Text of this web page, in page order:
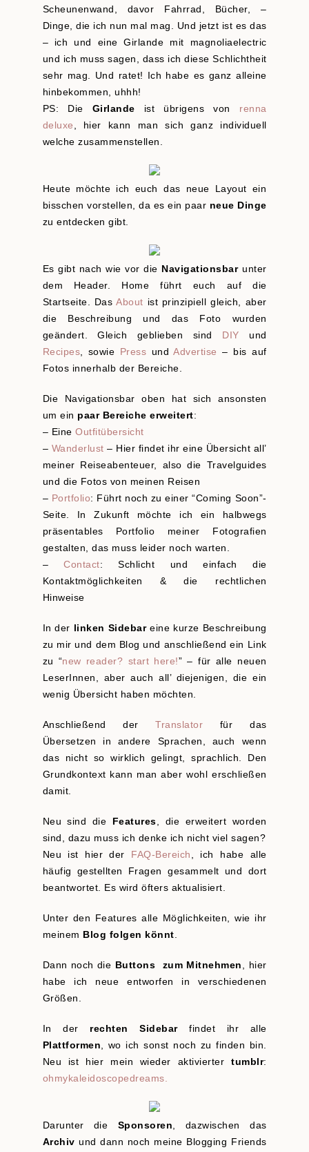
Scheunenwand, davor Fahrrad, Bücher, –
Dinge, die ich nun mal mag. Und jetzt ist es das
– ich und eine Girlande mit magnoliaelectric
und ich muss sagen, dass ich diese Schlichtheit
sehr mag. Und ratet! Ich habe es ganz alleine
hinbekommen, uhhh!
PS: Die Girlande ist übrigens von renna
deluxe , hier kann man sich ganz individuell
welche zusammenstellen.
Heute möchte ich euch das neue Layout ein
bisschen vorstellen, da es ein paar neue Dinge
zu entdecken gibt.
Es gibt nach wie vor die Navigationsbarunter
dem Header. Home führt euch auf die
Startseite. DasAbout ist prinzipiell gleich, aber
die Beschreibung und das Foto wurden
geändert. Gleich geblieben sind DIY und
Recipes , sowie Press undAdvertise – bis auf
Fotos innerhalb der Bereiche.
Die Navigationsbar oben hat sich ansonsten
um ein paar Bereiche erweitert:
– Eine Outfitübersicht
– Wanderlust – Hier findet ihr eine Übersicht all’
meiner Reiseabenteuer, also die Travelguides
und die Fotos von meinen Reisen
– Portfolio: Führt noch zu einer “Coming Soon”-
Seite. In Zukunft möchte ich ein halbwegs
präsentables Portfolio meiner Fotografien
gestalten, das muss leider noch warten.
–Contact: Schlicht und einfach die
Kontaktmöglichkeiten & die rechtlichen
Hinweise
In der linken Sidebareine kurze Beschreibung
zu mir und dem Blog und anschließend ein Link
zu “new reader? start here!” – für alle neuen
LeserInnen, aber auch all’ diejenigen, die ein
wenig Übersicht haben möchten.
Anschließend derTranslator für das
Übersetzen in andere Sprachen, auch wenn
das nicht so wirklich gelingt, sprachlich. Den
Grundkontext kann man aber wohl erschließen
damit.
Neu sind die Features , die erweitert worden
sind, dazu muss ich denke ich nicht viel sagen?
Neu ist hier der FAQ-Bereich
, ich habe alle
häufig gestellten Fragen gesammelt und dort
beantwortet. Es wird öfters aktualisiert.
Unter den Features alle Möglichkeiten, wie ihr
meinem Blog folgen könnt
Dann noch die Buttons zum Mitnehmen
, hier
habe ich neue entworfen in verschiedenen
Größen.
In der rechten Sidebar findet ihr alle
Plattformen , wo ich sonst noch zu finden bin.
Neu ist hier mein wieder aktivierter tumblr:
ohmykaleidoscopedreams.
Darunter die Sponsoren , dazwischen das
Archiv und dann noch meine Blogging Friends